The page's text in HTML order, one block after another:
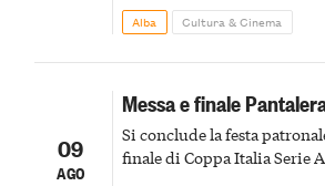
Alba Cultura & Cinema
09
AGO
Messa e finale
Si conclude la festa
finale di Coppa Italia Serie